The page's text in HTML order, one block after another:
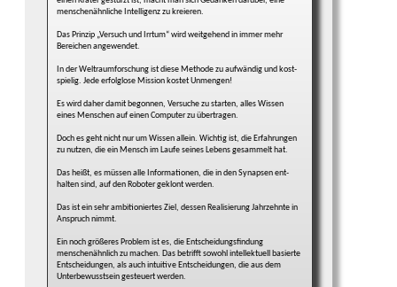
menschen­ähn­liche Intelli­genz zu kreieren.
Das Prinzip „Versuch und Irrtum“ wird weit­gehend in immer mehr
Bereichen ange­wendet.
In der Weltraumforschung ist diese Methode zu aufwändig und kost­
spielig. Jede erfolglose Mission kostet Un­mengen!
Es wird daher damit be­gonnen, Ver­suche zu starten, alles Wissen
eines Menschen auf einen Com­puter zu über­tragen.
Doch es geht nicht nur um Wissen allein. Wichtig ist, die Erfahrun­gen
zu nutzen, die ein Mensch im Laufe seines Lebens gesammelt hat.
Das heißt, es müssen alle Informa­tionen, die in den Synap­sen ent­
halten sind, auf den Robo­ter ge­klont werden.
Das ist ein sehr ambitio­niertes Ziel, dessen Rea­lisie­rung Jahr­zehnte in
Anspruch nimmt.
Ein noch größeres Problem ist es, die Ent­schei­dungs­findung
menschen­ähnlich zu machen. Das betrifft sowohl intellek­tuell basierte
Entschei­dun­gen, als auch intui­tive Ent­schei­dun­gen, die aus dem
Unter­bewusst­sein gesteu­ert werden.